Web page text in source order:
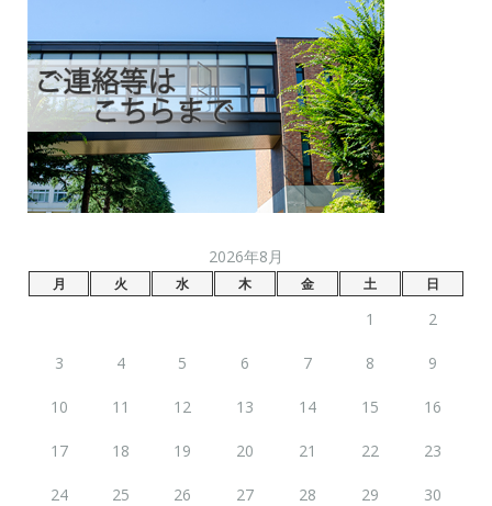
2026年8月
月 火 水 木 金 土 日
1 2
3 4 5 6 7 8 9
10 11 12 13 14 15 16
17 18 19 20 21 22 23
24 25 26 27 28 29 30